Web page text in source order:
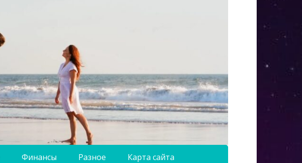
Финансы Разное Карта сайта